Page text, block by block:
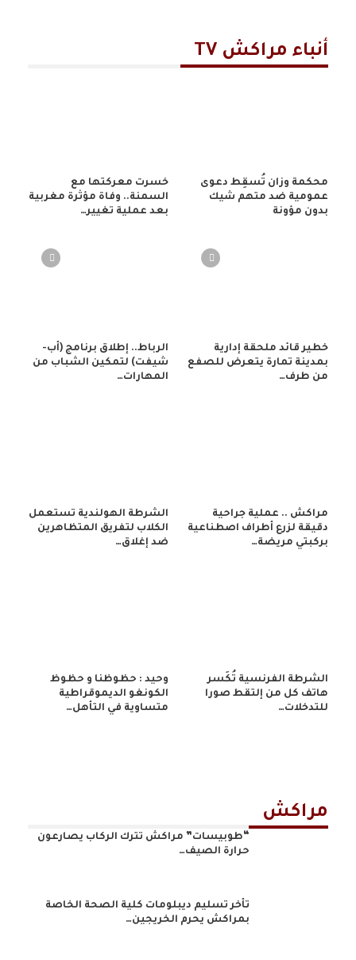
أنباء مراكش TV
محكمة وزان تُسقِط دعوى
عمومية ضد متهم شيك
بدون مؤونة
خسرت معركتها مع
السمنة.. وفاة مؤثرة مغربية
بعد عملية تغيير…
خطير قائد ملحقة إدارية
بمدينة تمارة يتعرض للصفع
من طرف…
الرباط.. إطلاق برنامج (أب-
شيفت) لتمكين الشباب من
المهارات…
مراكش .. عملية جراحية
دقيقة لزرع أطراف اصطناعية
بركبتي مريضة…
الشرطة الهولندية تستعمل
الكلاب لتفريق المتظاهرين
ضد إغلاق…
الشرطة الفرنسية تُكَسر
هاتف كل من إلتقط صورا
للتدخلات…
وحيد : حظوظنا و حظوظ
الكونغو الديموقراطية
متساوية في التأهل…
مراكش
“طوبيسات” مراكش تترك الركاب يصارعون
حرارة الصيف…
تأخر تسليم ديبلومات كلية الصحة الخاصة
بمراكش يحرم الخريجين…